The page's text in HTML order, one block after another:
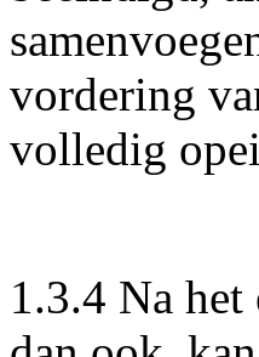
vordering
volledig
1.3.4 Na